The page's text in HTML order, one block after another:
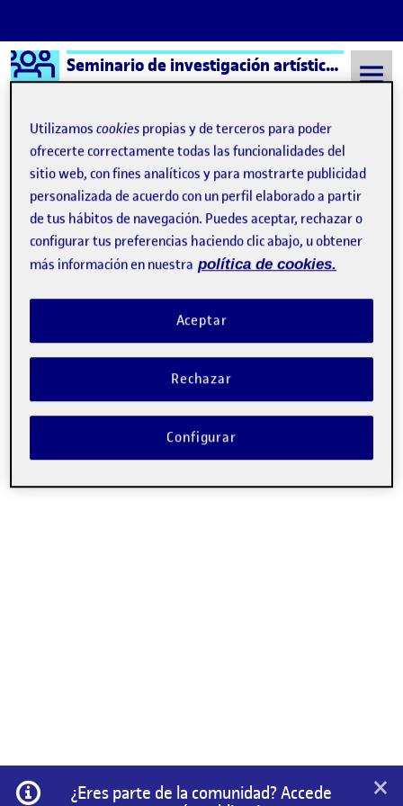
Saltar al contenido
Logo Ágora Seminario de investigación artística – Aula 1
Semestre 20241 - Aula 1 Juan Antonio Martinez Calero
Juan Antonio Martinez
Calero
PEC3 MANIFIESTO
Juan Antonio Martinez Calero
Entrega de la actividad PEC3 …
Información
¿Eres parte de la comunidad? Accede
×
Utilizamoscookies propias y de terceros para poder
ofrecerte correctamente todas las funcionalidades del
sitio web, con fines analíticos y para mostrarte publicidad
personalizada de acuerdo con un perfil elaborado a partir
de tus hábitos de navegación. Puedes aceptar, rechazar o
configurar tus preferencias haciendo clic abajo, u obtener
más información en nuestra política de cookies.
Rechazar
Aceptar
Configurar